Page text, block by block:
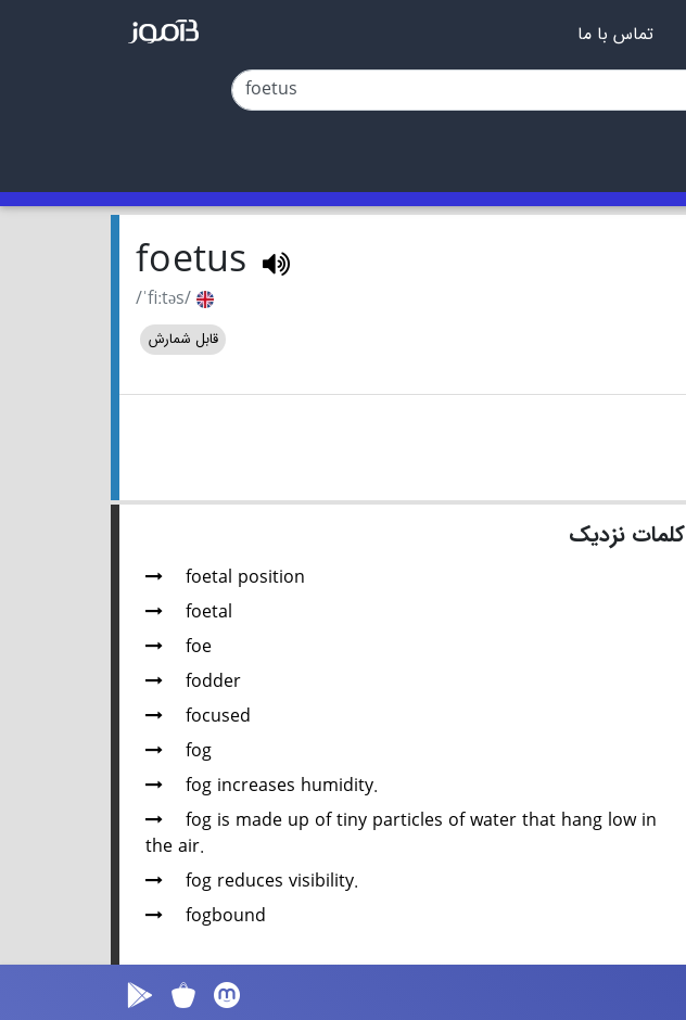
تماس با ما
foetus
/ˈfiːtəs/
قابل شمارش
کلمات نزدیک
foetal position
foetal
foe
fodder
focused
fog
fog increases humidity.
fog is made up of tiny particles of water that hang low in
the air.
fog reduces visibility.
fogbound